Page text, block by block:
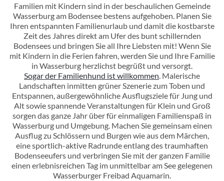
Inhalt
Familien mit Kindern sind in der beschaulichen Gemeinde
Wasserburg am Bodensee bestens aufgehoben. Planen Sie
Ihren entspannten Familienurlaub und damit die kostbarste
Zeit des Jahres direkt am Ufer des bunt schillernden
Bodensees und bringen Sie all Ihre Liebsten mit! Wenn Sie
mit Kindern in die Ferien fahren, werden Sie und Ihre Familie
in Wasserburg herzlichst begrüßt und versorgt.
Sogar der Familienhund ist willkommen. Malerische
Landschaften inmitten grüner Szenerie zum Toben und
Entspannen, außergewöhnliche Ausflugsziele für Jung und
Alt sowie spannende Veranstaltungen für Klein und Groß
sorgen das ganze Jahr über für einmaligen Familienspaß in
Wasserburg und Umgebung. Machen Sie gemeinsam einen
Ausflug zu Schlössern und Burgen wie aus dem Märchen,
eine sportlich-aktive Radrunde entlang des traumhaften
Bodenseeufers und verbringen Sie mit der ganzen Familie
einen erlebnisreichen Tag im unmittelbar am See gelegenen
Wasserburger Freibad Aquamarin.